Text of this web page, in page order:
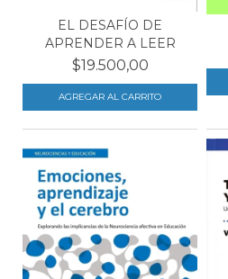
EL DESAFÍO DE
APRENDER A LEER
$19.500,00